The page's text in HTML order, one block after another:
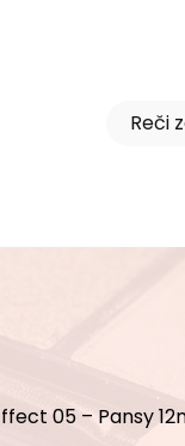
05 – Pansy